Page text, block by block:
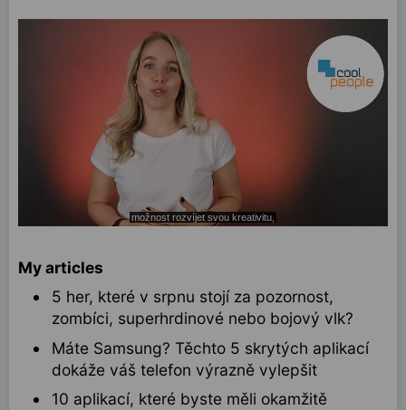
My articles
5 her, které v srpnu stojí za pozornost,
zombíci, superhrdinové nebo bojový vlk?
Máte Samsung? Těchto 5 skrytých aplikací
dokáže váš telefon výrazně vylepšit
10 aplikací, které byste měli okamžitě